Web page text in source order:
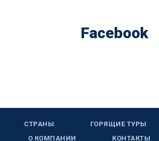
Facebook
СТРАНЫ ГОРЯЩИЕ ТУРЫ
О КОМПАНИИ
КОНТАКТЫ